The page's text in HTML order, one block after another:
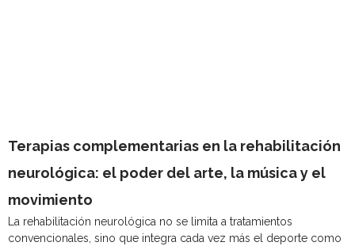
Terapias complementarias en la rehabilitación
neurológica: el poder del arte, la música y el
movimiento
La rehabilitación neurológica no se limita a tratamientos
convencionales, sino que integra cada vez más el deporte como